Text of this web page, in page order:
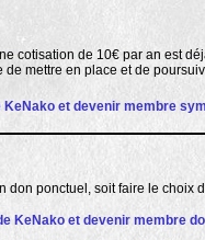
cotisation de 10€ par an est
de mettre en place et de
et devenir membre
don ponctuel, soit faire le choix
KeNako et devenir membre